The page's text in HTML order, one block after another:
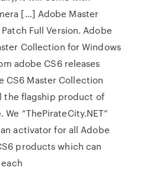
[…] Adobe Master
Full Version. Adobe
Collection for Windows
adobe CS6 releases
CS6 Master Collection
the flagship product of
“ThePirateCity.NET”
activator for all Adobe
products which can